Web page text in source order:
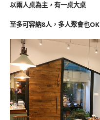
以兩人桌為主，有一桌大桌
至多可容納8人，多人聚會也OK